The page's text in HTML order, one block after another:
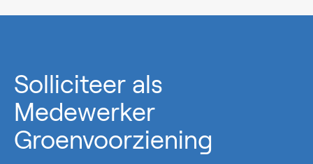
Solliciteer als
Medewerker
Groenvoorziening